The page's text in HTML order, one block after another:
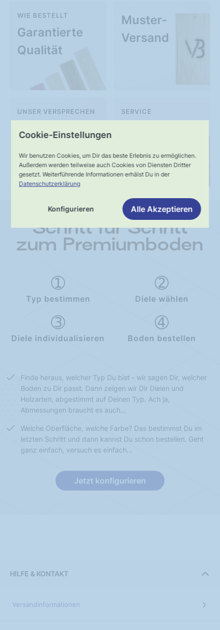
Cookie-Einstellungen
Wir benutzen Cookies, um Dir das beste Erlebnis zu ermöglichen.
Außerdem werden teilweise auch Cookies von Diensten Dritter
gesetzt. Weiterführende Informationen erhälst Du in der
Datenschutzerklärung
Konfigurieren Alle Akzeptieren
Garantierte
Qualität
WIE BESTELLT
Muster-
Versand
Schnelle,
Lieferung
UNSER VERSPRECHEN SERVICE
Schritt für Schritt
zum Premiumboden
Typ bestimmen Diele wählen
Diele individualisieren Boden bestellen
Finde heraus, welcher Typ Du bist - wir sagen Dir, welcher
Boden zu Dir passt. Dann zeigen wir Dir Dielen und
Holzarten, abgestimmt auf Deinen Typ. Ach ja,
Abmessungen braucht es auch…
Welche Oberfläche, welche Farbe? Das bestimmst Du im
letzten Schritt und dann kannst Du schon bestellen. Geht
ganz einfach, versuch es einfach…
Jetzt konfigurieren
HILFE & KONTAKT
Versandinformationen